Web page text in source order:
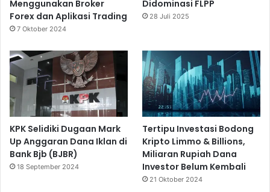
Menggunakan Broker
Forex dan Aplikasi Trading
7 Oktober 2024
Didominasi FLPP
28 Juli 2025
KPK Selidiki Dugaan Mark
Up Anggaran Dana Iklan di
Bank Bjb (BJBR)
18 September 2024
Tertipu Investasi Bodong
Kripto Limmo & Billions,
Miliaran Rupiah Dana
Investor Belum Kembali
21 Oktober 2024